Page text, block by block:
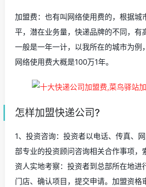
加盟费：也有叫网络使用费的，根据城
平，潜在业务量，快递品牌的不同，有
一般是一年一计，以我所在的城市为例
网络使用费大概是100万1年。
怎样加盟快递公司?
1、投资咨询：投资者以电话、传真、
部专业的投资顾问咨询相关合作事项，
资人实地考察：投资者到总部所在地进
门店、确认项目，提交申请。加盟资格